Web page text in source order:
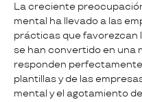
La creciente
mental ha llevado a las
prácticas que favorezcan
se han convertido en una
responden
plantillas y de las
mental y el agotamiento